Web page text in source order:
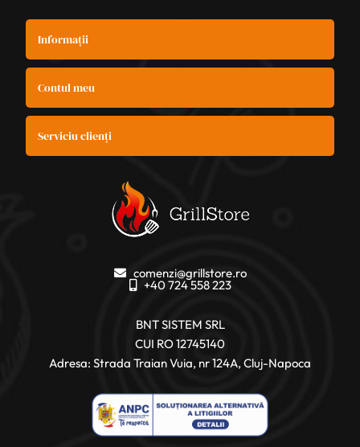
Informații
Contul meu
Serviciu clienți
comenzi@grillstore.ro
+40 724 558 223
BNT SISTEM SRL
CUI RO 12745140
Adresa: Strada Traian Vuia, nr 124A, Cluj-Napoca